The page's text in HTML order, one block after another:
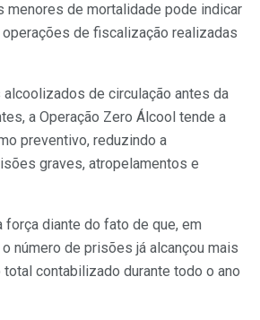
menores de mortalidade pode indicar
de fiscalização realizadas
de circulação antes da
a Operação Zero Álcool tende a
preventivo, reduzindo a
graves, atropelamentos e
força diante do fato de que, em
número de prisões já alcançou mais
contabilizado durante todo o ano